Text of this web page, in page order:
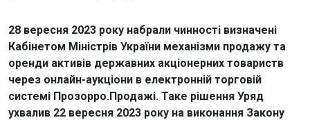
28 вересня 2023 року набрали чинності визначені
Кабінетом Міністрів України механізми продажу та
оренди активів державних акціонерних товариств
через онлайн-аукціони в електронній торговій
системі Прозорро.Продажі. Таке рішення Уряд
ухвалив 22 вересня 2023 року на виконання Закону